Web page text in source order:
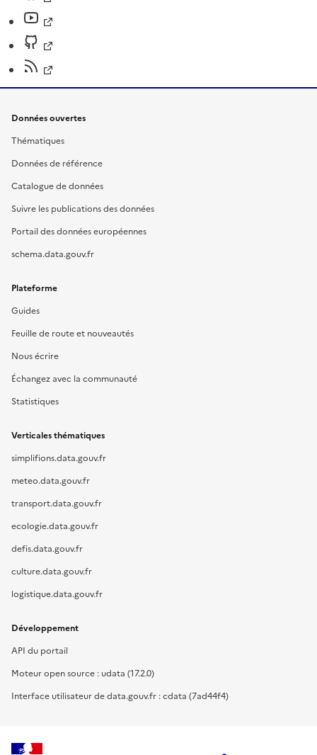
Données ouvertes
Thématiques
Données de référence
Catalogue de données
Suivre les publications des données
Portail des données européennes
schema.data.gouv.fr
Plateforme
Guides
Feuille de route et nouveautés
Nous écrire
Échangez avec la communauté
Statistiques
Verticales thématiques
simplifions.data.gouv.fr
meteo.data.gouv.fr
transport.data.gouv.fr
ecologie.data.gouv.fr
defis.data.gouv.fr
culture.data.gouv.fr
logistique.data.gouv.fr
Développement
API du portail
Moteur open source : udata (17.2.0)
Interface utilisateur de data.gouv.fr : cdata (7ad44f4)